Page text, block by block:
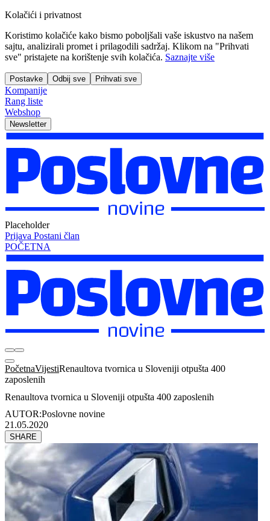
Kolačići i privatnost
Koristimo kolačiće kako bismo poboljšali vaše iskustvo na našem
sajtu, analizirali promet i prilagodili sadržaj. Klikom na "Prihvati
sve" pristajete na korištenje svih kolačića. Saznajte više
Postavke Odbij sve Prihvati sve
Kompanije
Rang liste
Webshop
Newsletter
Placeholder
Prijava Postani član
POČETNA
PočetnaVijestiRenaultova tvornica u Sloveniji otpušta 400
zaposlenih
Renaultova tvornica u Sloveniji otpušta 400 zaposlenih
AUTOR:Poslovne novine
21.05.2020
SHARE